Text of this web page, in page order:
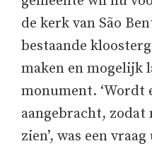
de kerk van São
bestaande
maken en mogelijk
monument. ‘Wordt
aangebracht, zodat
zien’, was een